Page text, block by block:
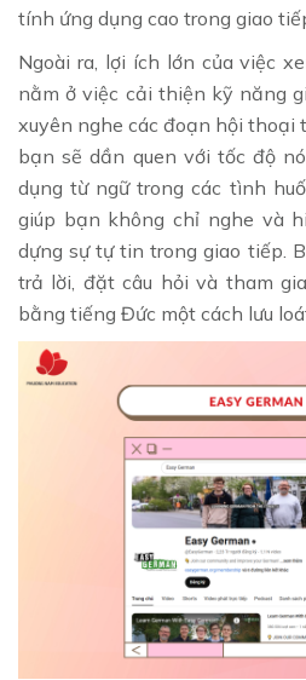
tính ứng dụng cao trong giao
Ngoài ra, lợi ích lớn của việc
nằm ở việc cải thiện kỹ năng
xuyên nghe các đoạn hội thoại
bạn sẽ dần quen với tốc độ
dụng từ ngữ trong các tình
giúp bạn không chỉ nghe và
dựng sự tự tin trong giao tiếp.
trả lời, đặt câu hỏi và tham
bằng tiếng Đức một cách lưu